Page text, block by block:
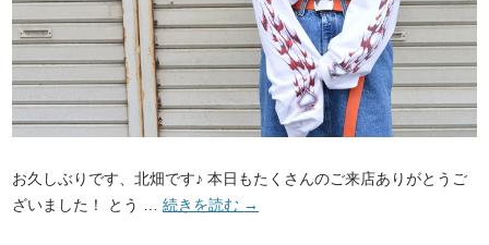
お久しぶりです、北畑です♪ 本日もたくさんのご来店ありがとうご
ざいました！ とう …続きを読む →